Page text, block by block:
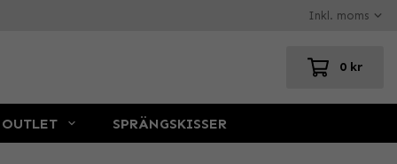
0 kr
OUTLET SPRÄNGSKISSER